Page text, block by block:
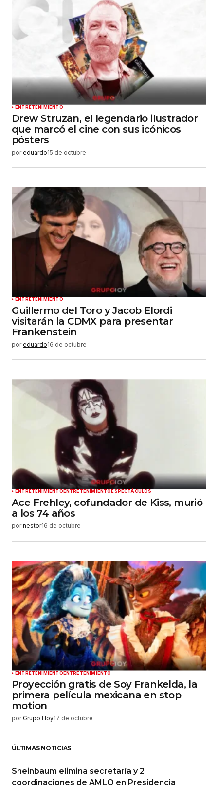
ENTRETENIMIENTO
Drew Struzan, el legendario ilustrador
que marcó el cine con sus icónicos
pósters
por eduardo15 de octubre
ENTRETENIMIENTO
Guillermo del Toro y Jacob Elordi
visitarán la CDMX para presentar
Frankenstein
por eduardo16 de octubre
ENTRETENIMIENTOENTRETENIMIENTOESPECTÁCULOS
Ace Frehley, cofundador de Kiss, murió
a los 74 años
por nestor16 de octubre
ENTRETENIMIENTOENTRETENIMIENTO
Proyección gratis de Soy Frankelda, la
primera película mexicana en stop
motion
por Grupo Hoy17 de octubre
ÚLTIMAS NOTICIAS
Sheinbaum elimina secretaría y 2
coordinaciones de AMLO en Presidencia